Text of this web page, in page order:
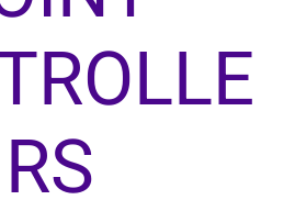
RS